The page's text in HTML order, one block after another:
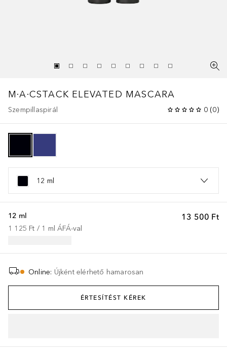
M·A·CSTACK ELEVATED MASCARA
Szempillaspirál 0 (0)
12 ml
13 500 Ft
12 ml
1 125 Ft / 1 ml ÁFÁ-val
Online: Újként elérhető hamarosan
ÉRTESÍTÉST KÉREK